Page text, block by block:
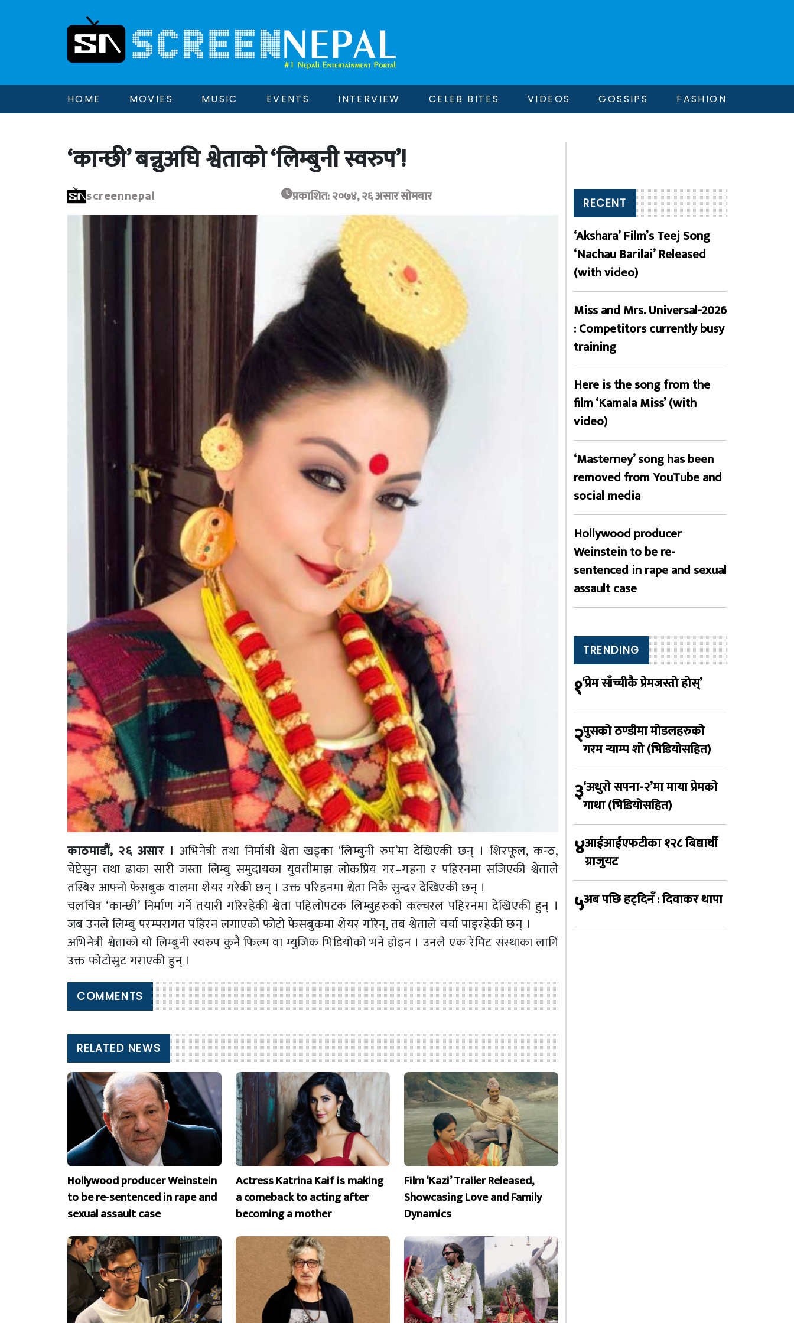
HOME MOVIES MUSIC EVENTS INTERVIEW CELEB BITES VIDEOS GOSSIPS FASHION
‘कान्छी’ बन्नुुअघि श्वेताको ‘लिम्बुनी स्वरुप’!
screennepal प्रकाशित: २०७४, २६ असार सोमबार
काठमाडौं, २६ असार । अभिनेत्री तथा निर्मात्री श्वेता खड्का ‘लिम्बुनी रुप’मा देखिएकी छन् । शिरफूल, कन्ठ,
चेप्टेसुन तथा ढाका सारी जस्ता लिम्बु समुदायका युवतीमाझ लोकप्रिय गर–गहना र पहिरनमा सजिएकी श्वेताले
तस्बिर आफ्नो फेसबुक वालमा शेयर गरेकी छन् । उक्त परिहनमा श्वेता निकै सुन्दर देखिएकी छन् ।
चलचित्र ‘कान्छी’ निर्माण गर्ने तयारी गरिरहेकी श्वेता पहिलोपटक लिम्बुहरुको कल्चरल पहिरनमा देखिएकी हुन् ।
जब उनले लिम्बु परम्परागत पहिरन लगाएको फोटो फेसबुकमा शेयर गरिन्, तब श्वेताले चर्चा पाइरहेकी छन् ।
अभिनेत्री श्वेताको यो लिम्बुनी स्वरुप कुनै फिल्म वा म्युजिक भिडियोको भने होइन । उनले एक रेमिट संस्थाका लागि
उक्त फोटोसुट गराएकी हुन् ।
COMMENTS
RELATED NEWS
Hollywood producer Weinstein
to be re-sentenced in rape and
sexual assault case
Actress Katrina Kaif is making
a comeback to acting after
becoming a mother
Film ‘Kazi’ Trailer Released,
Showcasing Love and Family
Dynamics
RECENT
‘Akshara’ Film’s Teej Song
‘Nachau Barilai’ Released
(with video)
Miss and Mrs. Universal-2026
: Competitors currently busy
training
Here is the song from the
film ‘Kamala Miss’ (with
video)
‘Masterney’ song has been
removed from YouTube and
social media
Hollywood producer
Weinstein to be re-
sentenced in rape and sexual
assault case
TRENDING
१‘प्रेम साँच्चीकै प्रेमजस्तो होस्’
२पुसको ठण्डीमा मोडलहरुको
गरम र्‍याम्प शो (भिडियोसहित)
३‘अधुरो सपना-२’मा माया प्रेमको
गाथा (भिडियोसहित)
४आईआईएफटीका १२८ बिद्यार्थी
ग्राजुयट
५अब पछि हट्दिनँ : दिवाकर थापा